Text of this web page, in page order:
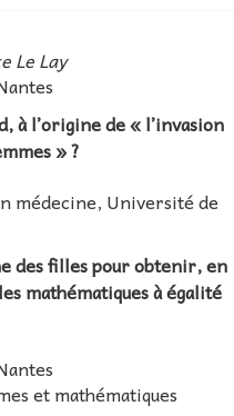
Le Lay
à l’origine de « l’invasion
» ?
médecine, Université de
des filles pour obtenir, en
mathématiques à égalité
et mathématiques